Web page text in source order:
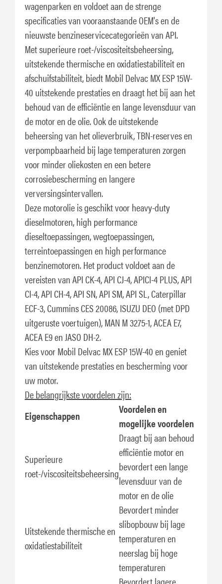
wagenparken en voldoet aan de strenge
specificaties van vooraanstaande OEM's en de
nieuwste benzineservicecategorieën van API.
Met superieure roet-/viscositeitsbeheersing,
uitstekende thermische en oxidatiestabiliteit en
afschuifstabiliteit, biedt Mobil Delvac MX ESP 15W-
40 uitstekende prestaties en draagt het bij aan het
behoud van de efficiëntie en lange levensduur van
de motor en de olie. Ook de uitstekende
beheersing van het olieverbruik, TBN-reserves en
verpompbaarheid bij lage temperaturen zorgen
voor minder oliekosten en een betere
corrosiebescherming en langere
verversingsintervallen.
Deze motorolie is geschikt voor heavy-duty
dieselmotoren, high performance
dieseltoepassingen, wegtoepassingen,
terreintoepassingen en high performance
benzinemotoren. Het product voldoet aan de
vereisten van API CK-4, API CJ-4, APICI-4 PLUS, API
CI-4, API CH-4, API SN, API SM, API SL, Caterpillar
ECF-3, Cummins CES 20086, ISUZU DEO (met DPD
uitgeruste voertuigen), MAN M 3275-1, ACEA E7,
ACEA E9 en JASO DH-2.
Kies voor Mobil Delvac MX ESP 15W-40 en geniet
van uitstekende prestaties en bescherming voor
uw motor.
De belangrijkste voordelen zijn:
Eigenschappen
Voordelen en
mogelijke voordelen
Superieure
roet-/viscositeitsbeheersing
Draagt bij aan behoud
efficiëntie motor en
bevordert een lange
levensduur van de
motor en de olie
Uitstekende thermische en
oxidatiestabiliteit
Bevordert minder
slibopbouw bij lage
temperaturen en
neerslag bij hoge
temperaturen
Bevordert lagere